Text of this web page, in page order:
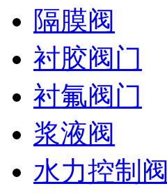
隔膜阀
衬胶阀门
衬氟阀门
浆液阀
水力控制阀